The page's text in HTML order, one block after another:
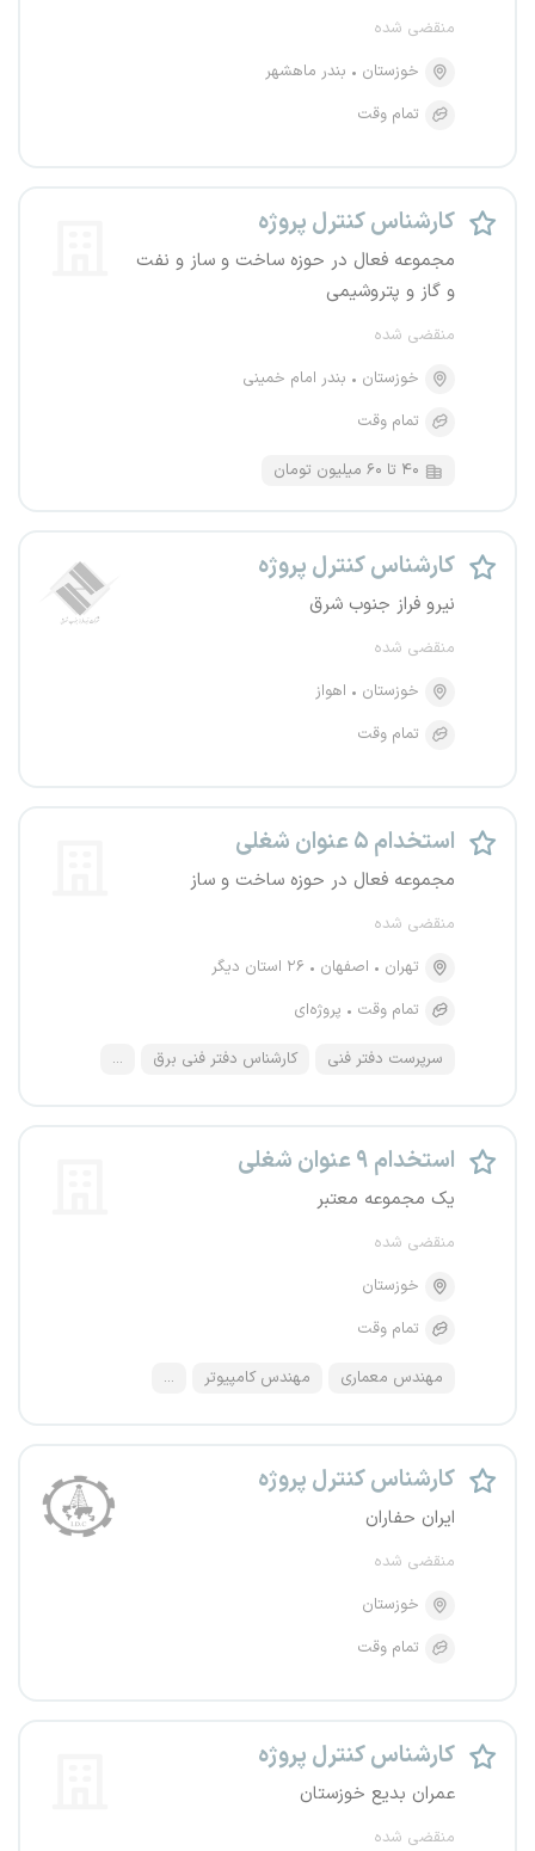
منقضی شده
خوزستان
بندر ماهشهر
تمام وقت
کارشناس کنترل پروژه
مجموعه فعال در حوزه ساخت و ساز و نفت
و گاز و پتروشیمی
منقضی شده
خوزستان
بندر امام خمینی
تمام وقت
۴۰ تا ۶۰ میلیون تومان
کارشناس کنترل پروژه
نیرو فراز جنوب شرق
منقضی شده
خوزستان
اهواز
تمام وقت
استخدام ۵ عنوان شغلی
مجموعه فعال در حوزه ساخت و ساز
منقضی شده
تهران
اصفهان
۲۶ استان دیگر
تمام وقت
پروژه‌ای
سرپرست دفتر فنی کارشناس دفتر فنی برق ...
استخدام ۹ عنوان شغلی
یک مجموعه معتبر
منقضی شده
خوزستان
تمام وقت
مهندس معماری مهندس کامپیوتر ...
کارشناس کنترل پروژه
ایران حفاران
منقضی شده
خوزستان
تمام وقت
کارشناس کنترل پروژه
عمران بدیع خوزستان
منقضی شده